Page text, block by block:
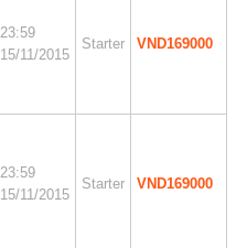
23:59
15/11/2015
Starter VND169000
23:59
15/11/2015
Starter VND169000